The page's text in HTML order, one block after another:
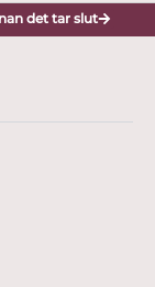
det tar slut